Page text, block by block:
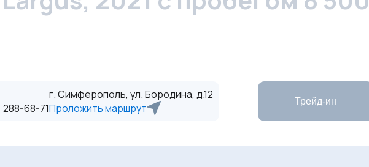
68-71
г. Симферополь, ул. Бородина, д.12
Проложить маршрут
Трейд-ин